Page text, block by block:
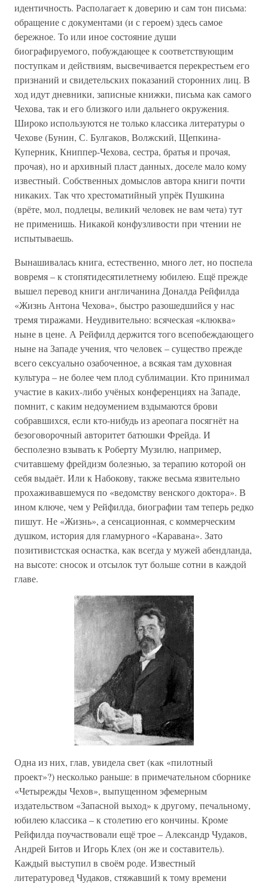
идентичность. Располагает к доверию и сам тон письма:
обращение с документами (и с героем) здесь самое
бережное. То или иное состояние души
биографируемого, побуждающее к соответствующим
поступкам и действиям, высвечивается перекрестьем его
признаний и свидетельских показаний сторонних лиц. В
ход идут дневники, записные книжки, письма как самого
Чехова, так и его близкого или дальнего окружения.
Широко используются не только классика литературы о
Чехове (Бунин, С. Булгаков, Волжский, Щепкина-
Куперник, Книппер-Чехова, сестра, братья и прочая,
прочая), но и архивный пласт данных, доселе мало кому
известный. Собственных домыслов автора книги почти
никаких. Так что хрестоматийный упрёк Пушкина
(врёте, мол, подлецы, великий человек не вам чета) тут
не применишь. Никакой конфузливости при чтении не
испытываешь.
Вынашивалась книга, естественно, много лет, но поспела
вовремя – к стопятидесятилетнему юбилею. Ещё прежде
вышел перевод книги англичанина Доналда Рейфилда
«Жизнь Антона Чехова», быстро разошедшийся у нас
тремя тиражами. Неудивительно: всяческая «клюква»
ныне в цене. А Рейфилд держится того всепобеждающего
ныне на Западе учения, что человек – существо прежде
всего сексуально озабоченное, а всякая там духовная
культура – не более чем плод сублимации. Кто принимал
участие в каких-либо учёных конференциях на Западе,
помнит, с каким недоумением вздымаются брови
собравшихся, если кто-нибудь из ареопага посягнёт на
безоговорочный авторитет батюшки Фрейда. И
бесполезно взывать к Роберту Музилю, например,
считавшему фрейдизм болезнью, за терапию которой он
себя выдаёт. Или к Набокову, также весьма язвительно
прохаживавшемуся по «ведомству венского доктора». В
ином ключе, чем у Рейфилда, биографии там теперь редко
пишут. Не «Жизнь», а сенсационная, с коммерческим
душком, история для гламурного «Каравана». Зато
позитивистская оснастка, как всегда у мужей абендланда,
на высоте: сносок и отсылок тут больше сотни в каждой
главе.
Одна из них, глав, увидела свет (как «пилотный
проект»?) несколько раньше: в примечательном сборнике
«Четырежды Чехов», выпущенном эфемерным
издательством «Запасной выход» к другому, печальному,
юбилею классика – к столетию его кончины. Кроме
Рейфилда поучаствовали ещё трое – Александр Чудаков,
Андрей Битов и Игорь Клех (он же и составитель).
Каждый выступил в своём роде. Известный
литературовед Чудаков, стяжавший к тому времени